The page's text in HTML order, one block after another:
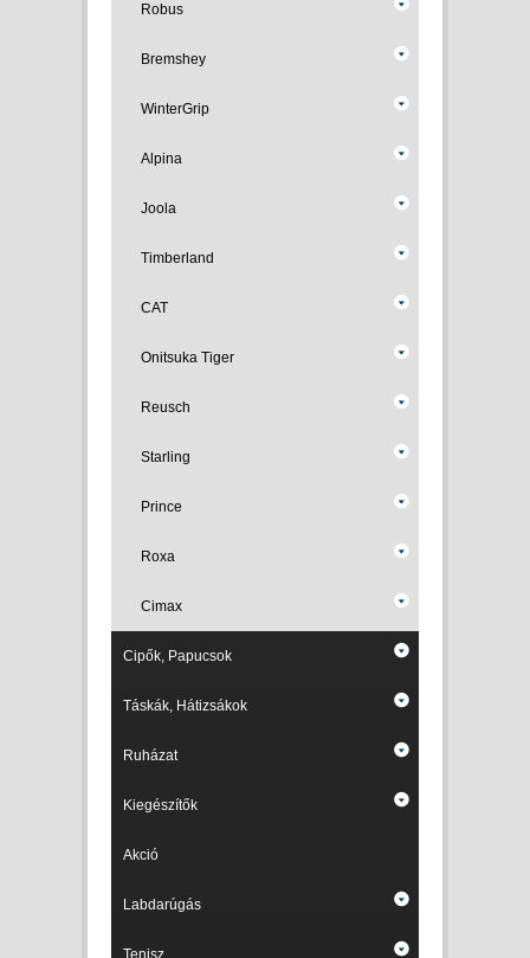
Robus
Bremshey
WinterGrip
Alpina
Joola
Timberland
CAT
Onitsuka Tiger
Reusch
Starling
Prince
Roxa
Cimax
Cipők, Papucsok
Táskák, Hátizsákok
Ruházat
Kiegészítők
Akció
Labdarúgás
Tenisz